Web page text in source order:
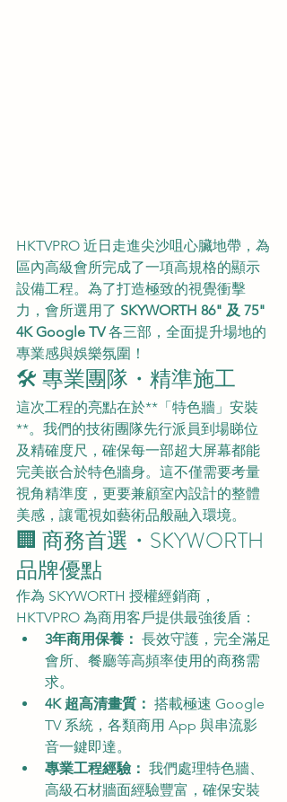
HKTVPRO 近日走進尖沙咀心臟地帶，為
區內高級會所完成了一項高規格的顯示
設備工程。為了打造極致的視覺衝擊
力，會所選用了 SKYWORTH 86" 及 75"
4K Google TV 各三部，全面提升場地的
專業感與娛樂氛圍！
🛠️ 專業團隊・精準施工
這次工程的亮點在於**「特色牆」安裝
**。我們的技術團隊先行派員到場睇位
及精確度尺，確保每一部超大屏幕都能
完美嵌合於特色牆身。這不僅需要考量
視角精準度，更要兼顧室內設計的整體
美感，讓電視如藝術品般融入環境。
🏢 商務首選・SKYWORTH
品牌優點
作為 SKYWORTH 授權經銷商，
HKTVPRO 為商用客戶提供最強後盾：
3年商用保養： 長效守護，完全滿足
會所、餐廳等高頻率使用的商務需
求。
4K 超高清畫質： 搭載極速 Google
TV 系統，各類商用 App 與串流影
音一鍵即達。
專業工程經驗： 我們處理特色牆、
高級石材牆面經驗豐富，確保安裝